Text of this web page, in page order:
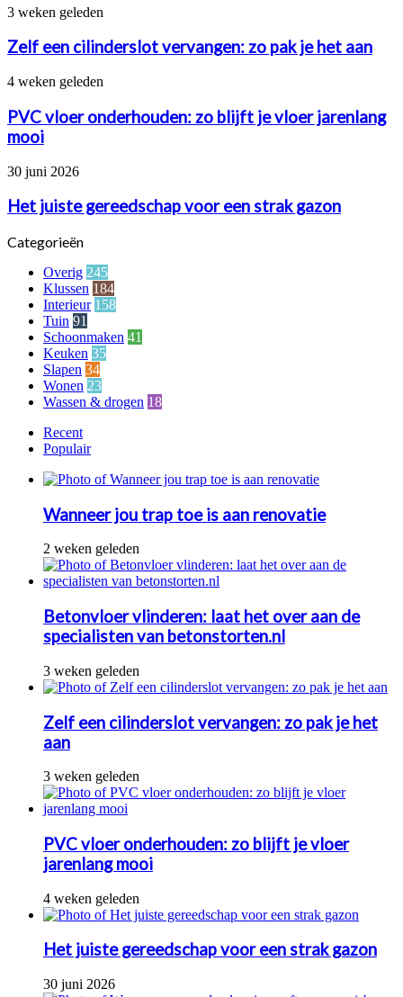
de
van
Zelf
cilinderslot
vervangen:
zo
je
het
aan
3 weken geleden
Zelf een cilinderslot vervangen: zo pak je het aan
PVC
onderhouden:
zo
blijft
vloer
mooi
4 weken geleden
PVC vloer onderhouden: zo blijft je vloer jarenlang
mooi
Het
gereedschap
voor
een
strak
gazon
30 juni 2026
Het juiste gereedschap voor een strak gazon
Categorieën
Overig 245
Klussen 184
Interieur 158
Tuin 91
Schoonmaken 41
Keuken 35
Slapen 34
Wonen 23
Wassen & drogen 18
Recent
Populair
Wanneer jou trap toe is aan renovatie
2 weken geleden
Betonvloer vlinderen: laat het over aan de
specialisten van betonstorten.nl
3 weken geleden
Zelf een cilinderslot vervangen: zo pak je het
aan
3 weken geleden
PVC vloer onderhouden: zo blijft je vloer
jarenlang mooi
4 weken geleden
Het juiste gereedschap voor een strak gazon
30 juni 2026